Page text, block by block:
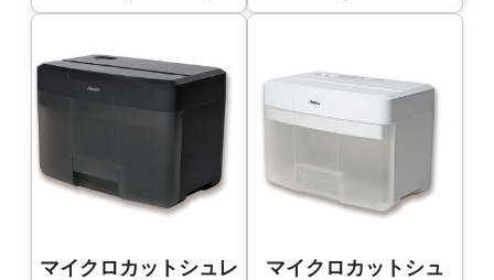
マイクロカットシュレ
マイクロカットシュ